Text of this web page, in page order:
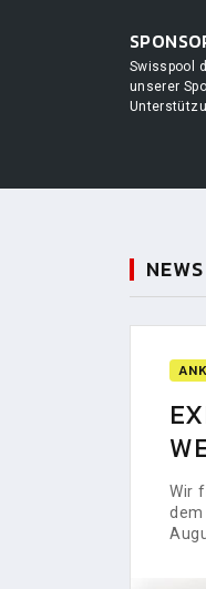
Swisspool
unserer
NEWS
Wir